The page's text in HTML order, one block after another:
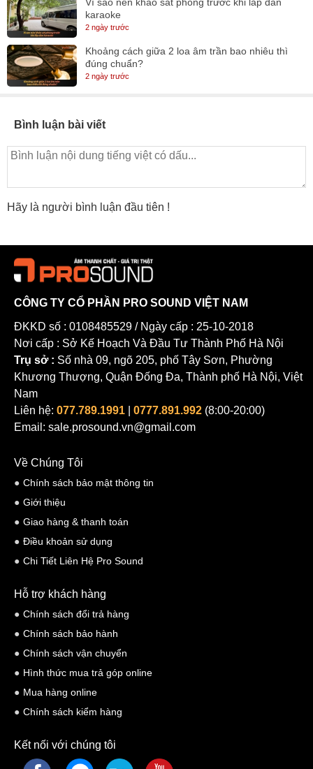
karaoke
2 ngày trước
Khoảng cách giữa 2 loa âm trần bao nhiêu thì
đúng chuẩn?
2 ngày trước
Bình luận bài viết
Hãy là người bình luận đầu tiên !
CÔNG TY CỔ PHẦN PRO SOUND VIỆT NAM
ĐKKD số : 0108485529 / Ngày cấp : 25-10-2018
Nơi cấp : Sở Kế Hoạch Và Đầu Tư Thành Phố Hà Nội
Trụ sở : Số nhà 09, ngõ 205, phố Tây Sơn, Phường
Khương Thượng, Quận Đống Đa, Thành phố Hà Nội, Việt
Nam
Liên hệ: 077.789.1991 0777.891.992 (8:00-20:00)
Email: sale.prosound.vn@gmail.com
Về Chúng Tôi
Chính sách bảo mật thông tin
Giới thiệu
Giao hàng & thanh toán
Điều khoản sử dụng
Chi Tiết Liên Hệ Pro Sound
Hỗ trợ khách hàng
Chính sách đổi trả hàng
Chính sách bảo hành
Chính sách vận chuyển
Hình thức mua trả góp online
Mua hàng online
Chính sách kiểm hàng
Kết nối với chúng tôi